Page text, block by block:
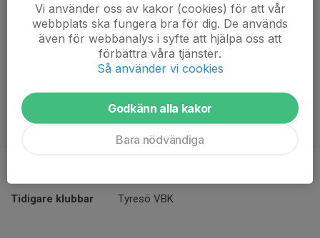
Tidigare klubbar
Tyresö VBK
Vi använder oss av kakor (cookies) för att vår
webbplats ska fungera bra för dig. De används
även för webbanalys i syfte att hjälpa oss att
förbättra våra tjänster.
Så använder vi cookies
Godkänn alla kakor
Bara nödvändiga